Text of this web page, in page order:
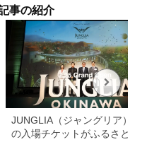
事の紹介
JUNGLIA（ジャングリア）
の入場チケットがふるさと納